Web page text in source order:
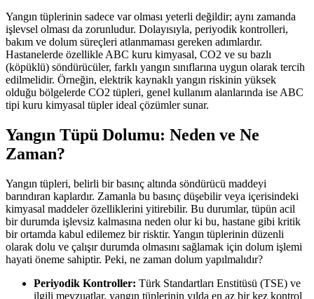
Yangın tüplerinin sadece var olması yeterli değildir; aynı zamanda
işlevsel olması da zorunludur. Dolayısıyla, periyodik kontrolleri,
bakım ve dolum süreçleri atlanmaması gereken adımlardır.
Hastanelerde özellikle ABC kuru kimyasal, CO2 ve su bazlı
(köpüklü) söndürücüler, farklı yangın sınıflarına uygun olarak tercih
edilmelidir. Örneğin, elektrik kaynaklı yangın riskinin yüksek
olduğu bölgelerde CO2 tüpleri, genel kullanım alanlarında ise ABC
tipi kuru kimyasal tüpler ideal çözümler sunar.
Yangın Tüpü Dolumu: Neden ve Ne
Zaman?
Yangın tüpleri, belirli bir basınç altında söndürücü maddeyi
barındıran kaplardır. Zamanla bu basınç düşebilir veya içerisindeki
kimyasal maddeler özelliklerini yitirebilir. Bu durumlar, tüpün acil
bir durumda işlevsiz kalmasına neden olur ki bu, hastane gibi kritik
bir ortamda kabul edilemez bir risktir. Yangın tüplerinin düzenli
olarak dolu ve çalışır durumda olmasını sağlamak için dolum işlemi
hayati öneme sahiptir. Peki, ne zaman dolum yapılmalıdır?
Periyodik Kontroller: Türk Standartları Enstitüsü (TSE) ve
ilgili mevzuatlar, yangın tüplerinin yılda en az bir kez kontrol